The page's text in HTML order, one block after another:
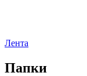
Лента
Папки